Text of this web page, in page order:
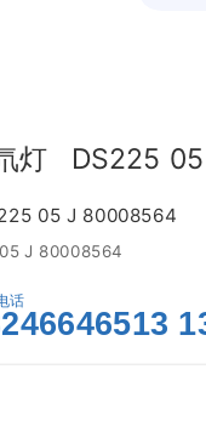
灯 DS225
05 J 80008564
05 J 80008564
话